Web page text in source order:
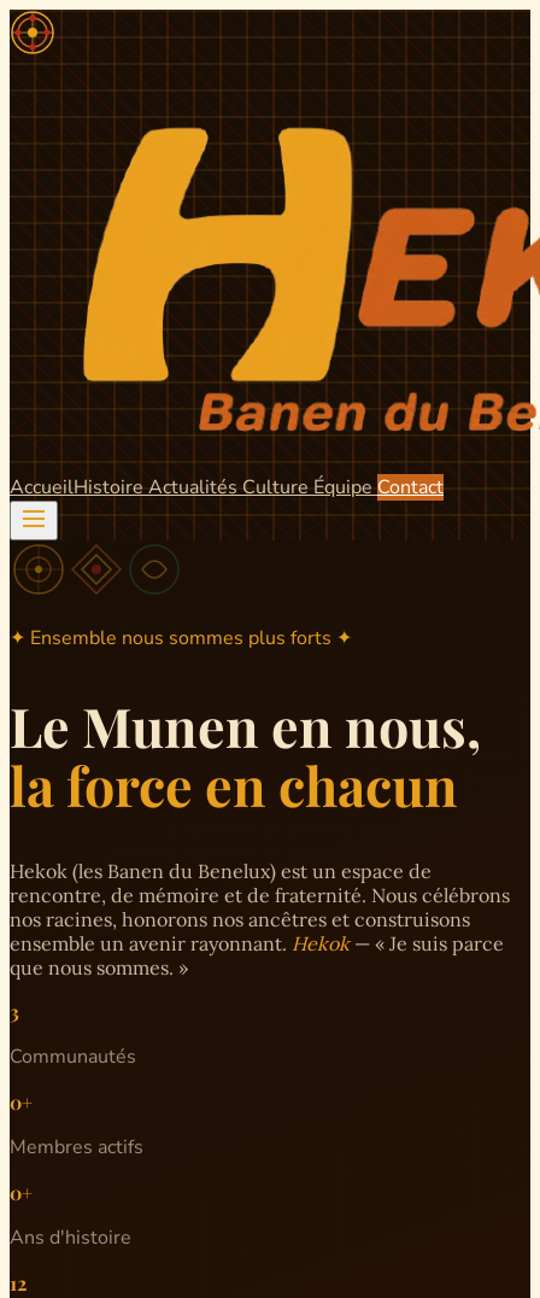
AccueilHistoire ActualitésCulture Équipe Contact
✦ Ensemble nous sommes plus forts ✦
Le Munen en nous,
la force en chacun
Hekok (les Banen du Benelux) est un espace de
rencontre, de mémoire et de fraternité. Nous célébrons
nos racines, honorons nos ancêtres et construisons
ensemble un avenir rayonnant. Hekok— « Je suis parce
que nous sommes. »
3
Communautés
0+
Membres actifs
0+
Ans d'histoire
12